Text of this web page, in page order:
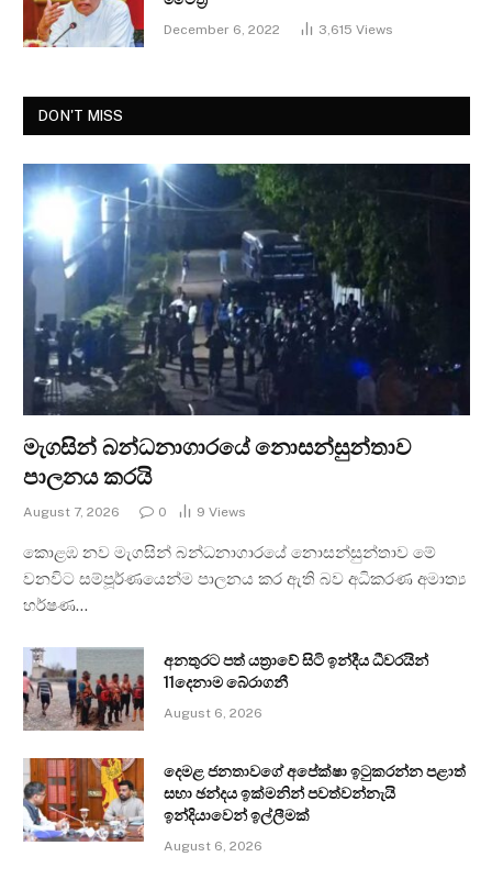
December 6, 2022 3,615 Views
DON'T MISS
මැගසින් බන්ධනාගාරයේ නොසන්සුන්තාව
පාලනය කරයි
August 7, 2026 0 9 Views
කොළඹ නව මැගසින් බන්ධනාගාරයේ නොසන්සුන්තාව මේ
වනවිට සම්පූර්ණයෙන්ම පාලනය කර ඇති බව අධිකරණ අමාත්‍ය
හර්ෂණ…
අනතුරට පත් යත්‍රාවේ සිටි ඉන්දීය ධීවරයින්
11දෙනාම බේරාගනී
August 6, 2026
දෙමළ ජනතාවගේ අපේක්ෂා ඉටුකරන්න පළාත්
සභා ඡන්දය ඉක්මනින් පවත්වන්නැයි
ඉන්දියාවෙන් ඉල්ලීමක්
August 6, 2026